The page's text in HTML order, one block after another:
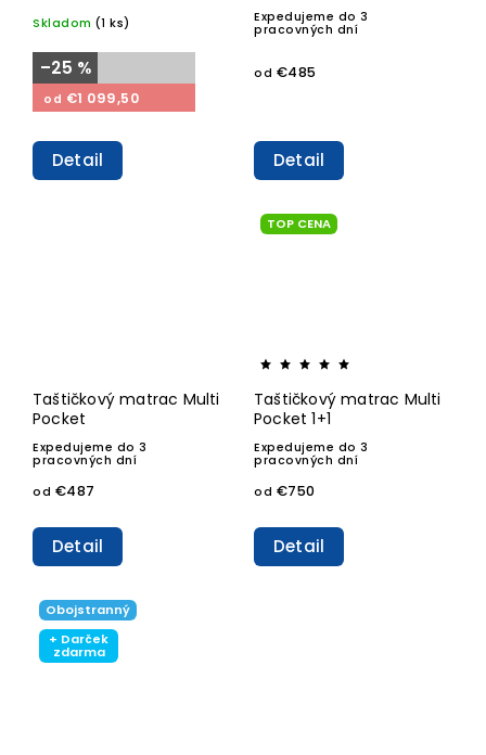
Skladom (1 ks)
–25 %
od €1 099,50
Detail
Expedujeme do 3
pracovných dní
od €485
Detail
Taštičkový matrac Multi
Pocket
Expedujeme do 3
pracovných dní
od €487
Detail
TOP CENA
Taštičkový matrac Multi
Pocket 1+1
Expedujeme do 3
pracovných dní
od €750
Detail
Obojstranný
+ Darček
zdarma